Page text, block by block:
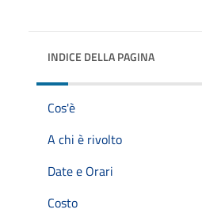
INDICE DELLA PAGINA
Cos'è
A chi è rivolto
Date e Orari
Costo